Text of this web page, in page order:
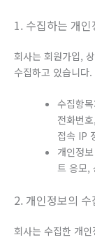
1. 수집하는 개인
회사는 회원가입,
수집하고 있습니다.
수집항
전화번
접속 IP
개인정
트 응모,
2. 개인정보의
회사는 수집한 개